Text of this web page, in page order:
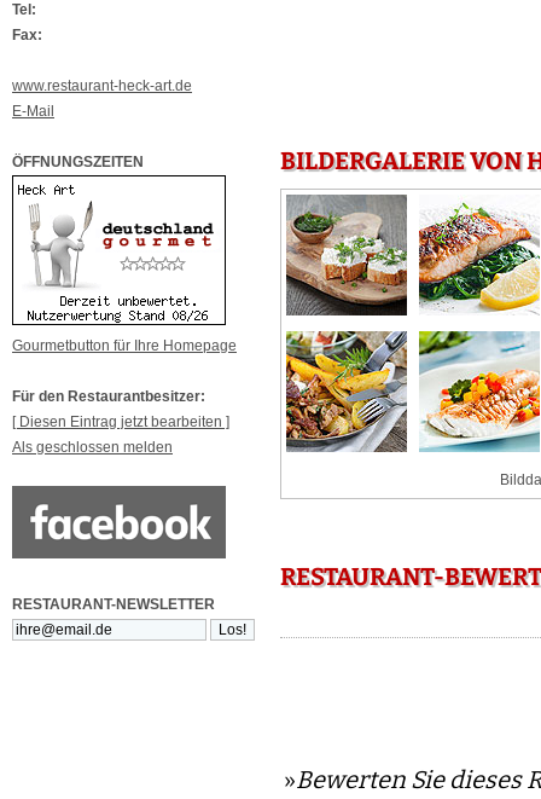
Tel:
Fax:
www.restaurant-heck-art.de
E-Mail
ÖFFNUNGSZEITEN
Gourmetbutton für Ihre Homepage
Für den Restaurantbesitzer:
[ Diesen Eintrag jetzt bearbeiten ]
Als geschlossen melden
RESTAURANT-NEWSLETTER
BILDERGALERIE VON
RESTAURANT-
»Bewerten Sie dieses